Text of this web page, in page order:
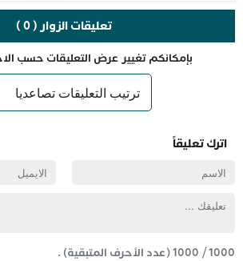
تعليقات الزوار ( 0 )
بإمكانكم تغيير عرض التعليقات حسب
اترك تعليقاً
1000
/
1000(عدد الأحرف المتبقية) .